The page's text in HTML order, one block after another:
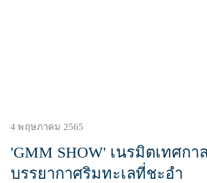
4 พฤษภาคม 2565
'GMM SHOW' เนรมิตเทศก
บรรยากาศริมทะเลที่ชะอำ